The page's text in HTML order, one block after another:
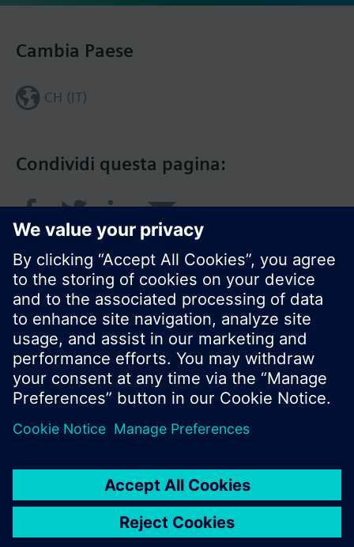
Condividi questa pagina:
Cambia Paese
CH (IT)
© Siemens Switzerland Ltd. 2018
I prodotti e i pressi possono variare a seconda del
Termini d'utilizzo